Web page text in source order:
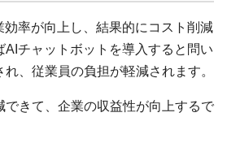
率が向上し、結果的にコスト削減
AIチャットボットを導入すると問い
、従業員の負担が軽減されます。
できて、企業の収益性が向上するで